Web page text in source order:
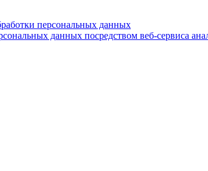
персональных данных
данных посредством веб-сервиса